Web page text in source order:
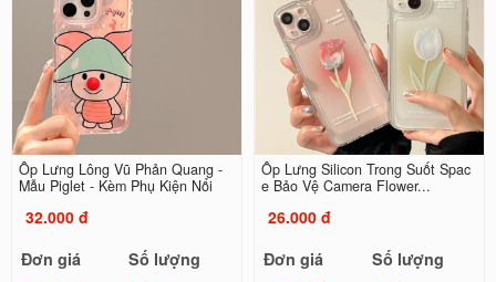
Ốp Lưng Lông Vũ Phản Quang -
Mẫu Piglet - Kèm Phụ Kiện Nổi
32.000 đ
Đơn giá
Số lượng
Ốp Lưng Silicon Trong Suốt Spac
e Bảo Vệ Camera Flower...
26.000 đ
Đơn giá
Số lượng